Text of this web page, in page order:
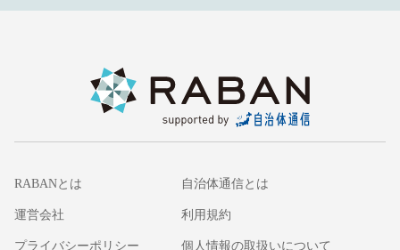
RABANとは 自治体通信とは
運営会社 利用規約
プライバシーポリシー 個人情報の取扱いについて